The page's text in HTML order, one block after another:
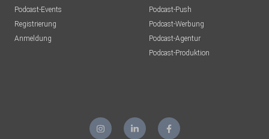
Podcast-Events
Registrierung
Anmeldung
Podcast-Push
Podcast-Werbung
Podcast-Agentur
Podcast-Produktion